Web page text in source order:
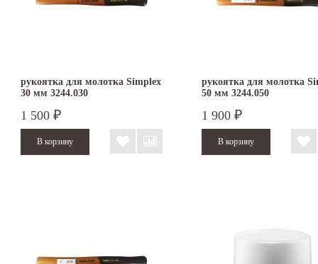
рукоятка для молотка Simplex
30 мм 3244.030
1 500 ₽
рукоятка для молотка
50 мм 3244.050
1 900 ₽